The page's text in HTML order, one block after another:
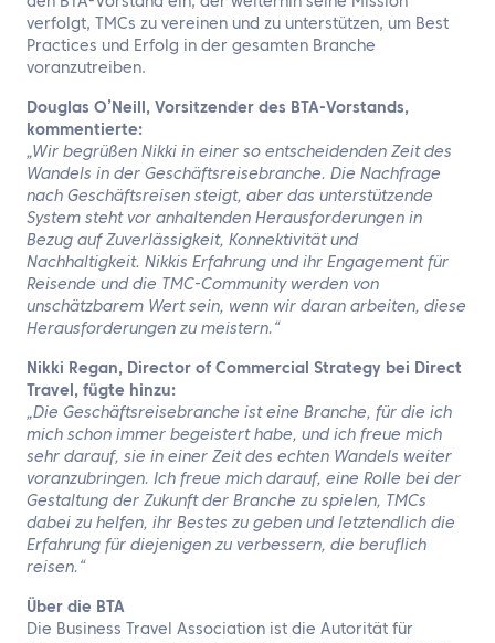
verfolgt, TMCs zu vereinen und zu unterstützen, um Best
Practices und Erfolg in der gesamten Branche
voranzutreiben.
Douglas O’Neill, Vorsitzender des BTA-Vorstands,
kommentierte:
„Wir begrüßen Nikki in einer so entscheidenden Zeit des
Wandels in der Geschäftsreisebranche. Die Nachfrage
nach Geschäftsreisen steigt, aber das unterstützende
System steht vor anhaltenden Herausforderungen in
Bezug auf Zuverlässigkeit, Konnektivität und
Nachhaltigkeit. Nikkis Erfahrung und ihr Engagement für
Reisende und die TMC-Community werden von
unschätzbarem Wert sein, wenn wir daran arbeiten, diese
Herausforderungen zu meistern.“
Nikki Regan, Director of Commercial Strategy bei Direct
Travel, fügte hinzu:
„Die Geschäftsreisebranche ist eine Branche, für die ich
mich schon immer begeistert habe, und ich freue mich
sehr darauf, sie in einer Zeit des echten Wandels weiter
voranzubringen. Ich freue mich darauf, eine Rolle bei der
Gestaltung der Zukunft der Branche zu spielen, TMCs
dabei zu helfen, ihr Bestes zu geben und letztendlich die
Erfahrung für diejenigen zu verbessern, die beruflich
reisen.“
Über die BTA
Die Business Travel Association ist die Autorität für